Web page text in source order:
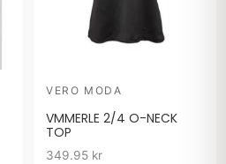
VERO MODA
VMMERLE 2/4 O-NECK
TOP
349.95 kr